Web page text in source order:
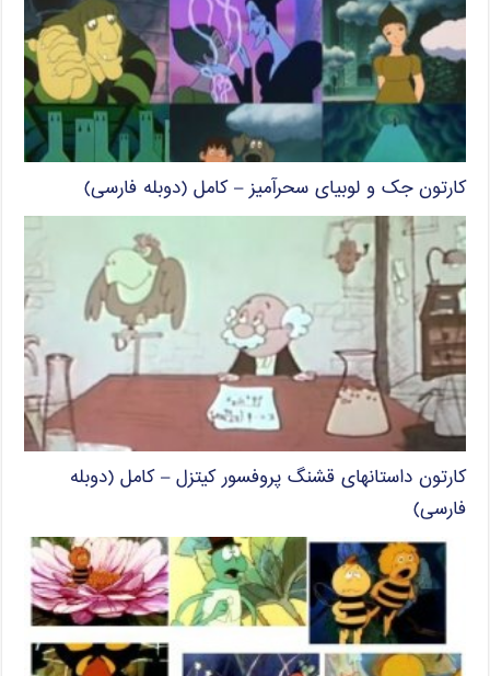
کارتون جک و لوبیای سحرآمیز – کامل (دوبله فارسی)
کارتون داستانهای قشنگ پروفسور کیتزل – کامل (دوبله
فارسی)